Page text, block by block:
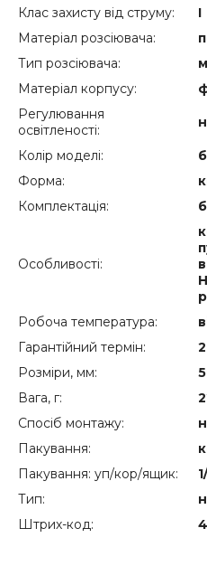
Клас захисту від струму:
I
Матеріал розсіювача:
Тип розсіювача:
Матеріал корпусу:
Регулювання
освітленості:
Колір моделі:
Форма:
Комплектація:
Особливості:
Робоча температура:
Гарантійний термін:
Розміри, мм:
Вага, г:
Спосіб монтажу:
Пакування:
Пакування: уп/кор/ящик:
Тип:
Штрих-код: